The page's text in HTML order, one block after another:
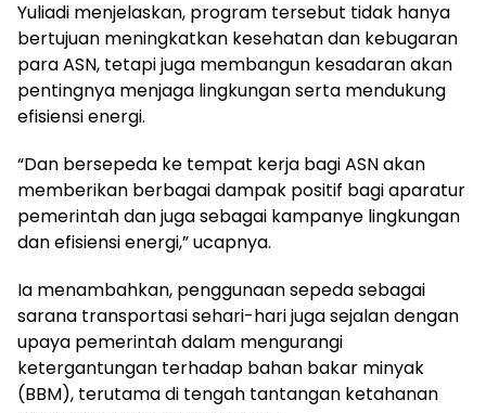
Yuliadi menjelaskan, program tersebut tidak hanya
bertujuan meningkatkan kesehatan dan kebugaran
para ASN, tetapi juga membangun kesadaran akan
pentingnya menjaga lingkungan serta mendukung
efisiensi energi.
“Dan bersepeda ke tempat kerja bagi ASN akan
memberikan berbagai dampak positif bagi aparatur
pemerintah dan juga sebagai kampanye lingkungan
dan efisiensi energi,” ucapnya.
Ia menambahkan, penggunaan sepeda sebagai
sarana transportasi sehari-hari juga sejalan dengan
upaya pemerintah dalam mengurangi
ketergantungan terhadap bahan bakar minyak
(BBM), terutama di tengah tantangan ketahanan